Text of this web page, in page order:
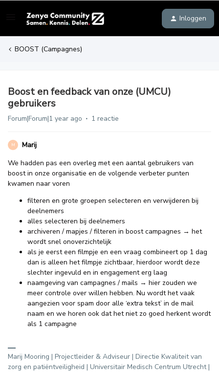
Inloggen
BOOST (Campagnes)
Boost en feedback van onze (UMCU)
gebruikers
Forum|Forum|1 year ago 1 reactie
M
Marij
We hadden pas een overleg met een aantal gebruikers van
boost in onze organisatie en de volgende verbeter punten
kwamen naar voren
filteren en grote groepen selecteren en verwijderen bij
deelnemers
alles selecteren bij deelnemers
archiveren / mapjes / filteren in boost campagnes → het
wordt snel onoverzichtelijk
als je eerst een filmpje en een vraag combineert op 1 dag
dan is alleen het filmpje zichtbaar, hierdoor wordt deze
slechter ingevuld en in engagement erg laag
naamgeving van campagnes / mails → hier zouden we
meer controle over willen hebben. Nu wordt het vaak
aangezien voor spam door alle ‘extra tekst’ in de mail
naam en we horen ook dat het niet zo goed herkent wordt
als 1 campagne
Marij Mooring | Projectleider & Adviseur | Directie Kwaliteit van
zorg en patiëntveiligheid | Universitair Medisch Centrum Utrecht |